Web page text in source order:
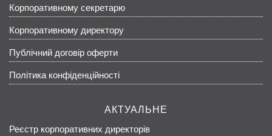
Корпоративному секретарю
Корпоративному директору
Публічний договір оферти
Політика конфіденційності
АКТУАЛЬНЕ
Реєстр корпоративних директорів